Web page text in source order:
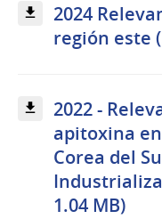
2024
región este
2022 -
apitoxina
Corea del
1.04 MB)